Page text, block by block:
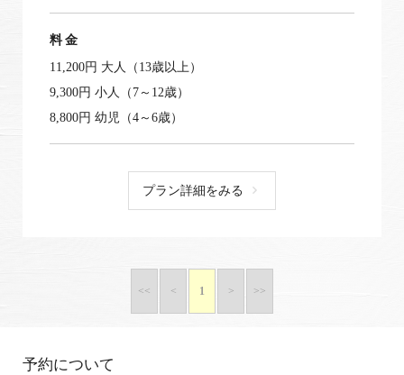
料金
11,200円 大人（13歳以上）
9,300円 小人（7～12歳）
8,800円 幼児（4～6歳）
プラン詳細をみる
<< < 1 > >>
予約について